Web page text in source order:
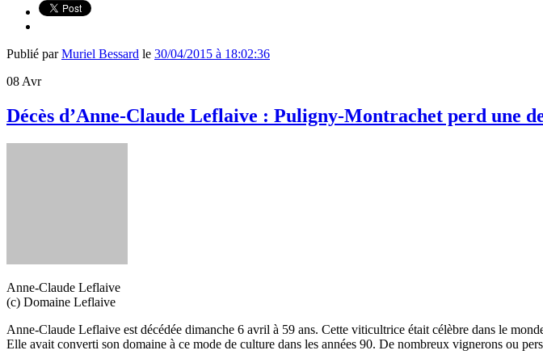
Publié parMuriel Bessard le 30/04/2015 à 18:02:36
08 Avr
Décès d’Anne-Claude Leflaive : Puligny-Montrachet perd une
Anne-Claude Leflaive
(c) Domaine Leflaive
Anne-Claude Leflaive est décédée dimanche 6 avril à 59 ans. Cette viticultrice était célèbre dans le
Elle avait converti son domaine à ce mode de culture dans les années 90. De nombreux vignerons ou